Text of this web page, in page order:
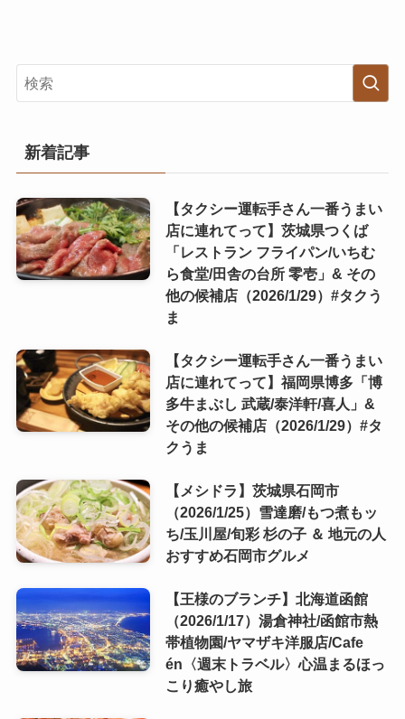
新着記事
【タクシー運転手さん一番うまい
店に連れてって】茨城県つくば
「レストラン フライパン/いちむ
ら食堂/田舎の台所 零壱」& その
他の候補店（2026/1/29）#タクう
ま
【タクシー運転手さん一番うまい
店に連れてって】福岡県博多「博
多牛まぶし 武蔵/泰洋軒/喜人」&
その他の候補店（2026/1/29）#タ
クうま
【メシドラ】茨城県石岡市
（2026/1/25）雪達磨/もつ煮もッ
ち/玉川屋/旬彩 杉の子 ＆ 地元の人
おすすめ石岡市グルメ
【王様のブランチ】北海道函館
（2026/1/17）湯倉神社/函館市熱
帯植物園/ヤマザキ洋服店/Cafe
én〈週末トラベル〉心温まるほっ
こり癒やし旅